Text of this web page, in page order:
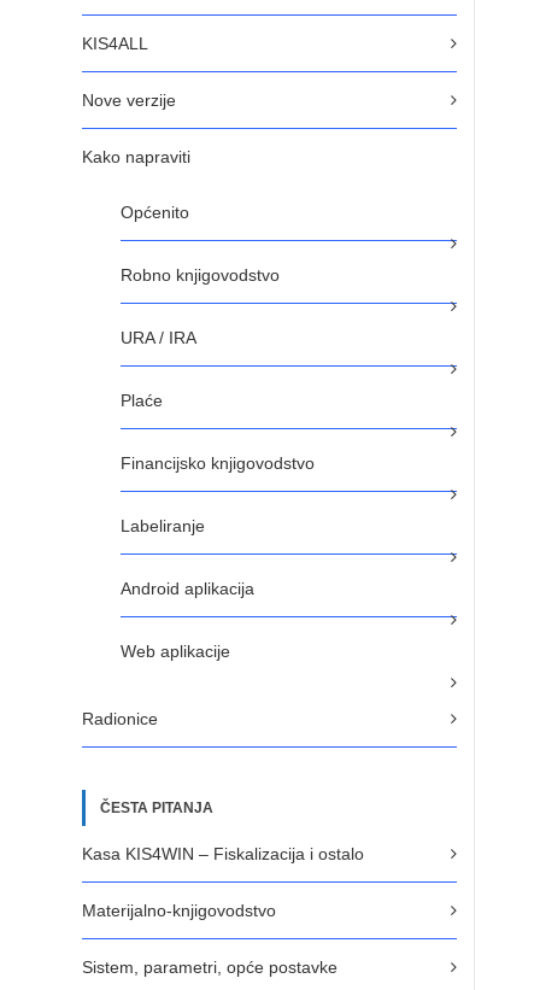
KIS4ALL
Nove verzije
Kako napraviti
Općenito
Robno knjigovodstvo
URA / IRA
Plaće
Financijsko knjigovodstvo
Labeliranje
Android aplikacija
Web aplikacije
Radionice
ČESTA PITANJA
Kasa KIS4WIN – Fiskalizacija i ostalo
Materijalno-knjigovodstvo
Sistem, parametri, opće postavke